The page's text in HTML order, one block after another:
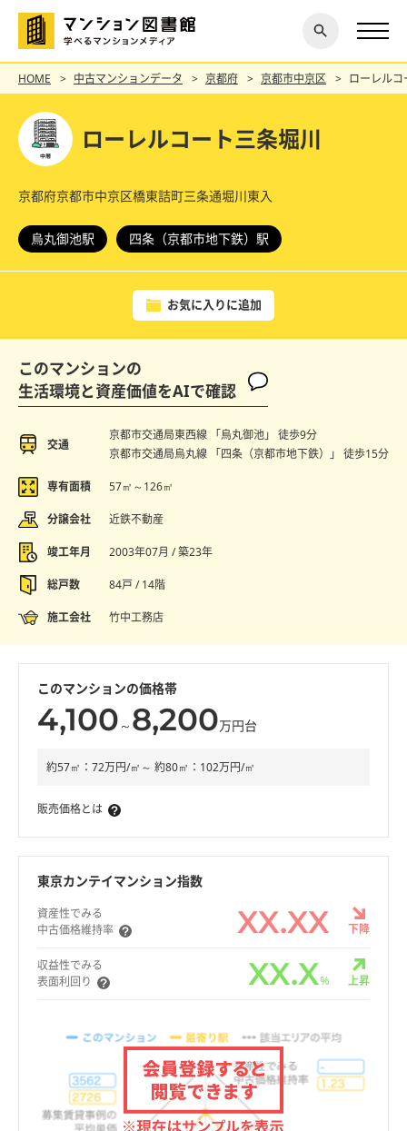
探す
閉じ
る
HOME 中古マンションデータ 京都府 京都市中京区 ローレル
ローレルコート三条堀川
京都府京都市中京区橋東詰町三条通堀川東入
烏丸御池駅 四条（京都市地下鉄）駅
お気に入りに追加
このマンションの
生活環境と資産価値をAIで確認
交通
京都市交通局東西線 「烏丸御池」 徒歩9分
京都市交通局烏丸線 「四条（京都市地下鉄）」 徒歩15分
専有面積 57㎡～126㎡
分譲会社 近鉄不動産
竣工年月 2003年07月 / 築23年
総戸数 84戸 / 14階
施工会社 竹中工務店
このマンションの価格帯
4,100 ～ 8,200万円台
約57㎡：72万円/㎡～ 約80㎡：102万円/㎡
販売価格とは
東京カンテイマンション指数
資産性でみる
中古価格維持率
XX.XX 下降
収益性でみる
表面利回り
XX.X% 上昇